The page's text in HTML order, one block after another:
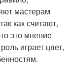
мастерам
как считают,
это мнение
играет цвет,